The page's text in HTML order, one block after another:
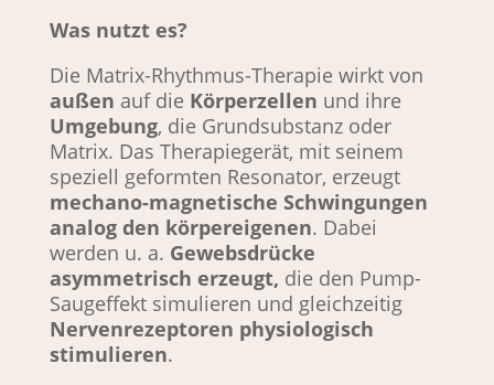
Was nutzt es?
Die Matrix-Rhythmus-Therapie wirkt von
außen auf die Körperzellen und ihre
Umgebung, die Grundsubstanz oder
Matrix. Das Therapiegerät, mit seinem
speziell geformten Resonator, erzeugt
mechano-magnetische Schwingungen
analog den körpereigenen. Dabei
werden u. a. Gewebsdrücke
asymmetrisch erzeugt, die den Pump-
Saugeffekt simulieren und gleichzeitig
Nervenrezeptoren physiologisch
stimulieren.